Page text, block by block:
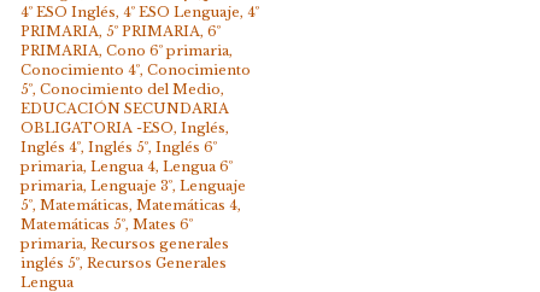
4º ESO Inglés, 4º ESO Lenguaje, 4º
PRIMARIA, 5º PRIMARIA, 6º
PRIMARIA, Cono 6º primaria,
Conocimiento 4º, Conocimiento
5º, Conocimiento del Medio,
EDUCACIÓN SECUNDARIA
OBLIGATORIA -ESO, Inglés,
Inglés 4º, Inglés 5º, Inglés 6º
primaria, Lengua 4, Lengua 6º
primaria, Lenguaje 3º, Lenguaje
5º, Matemáticas, Matemáticas 4,
Matemáticas 5º, Mates 6º
primaria, Recursos generales
inglés 5º, Recursos Generales
Lengua